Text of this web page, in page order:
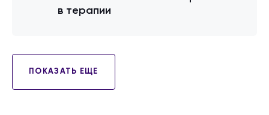
в терапии
ПОКАЗАТЬ ЕЩЕ